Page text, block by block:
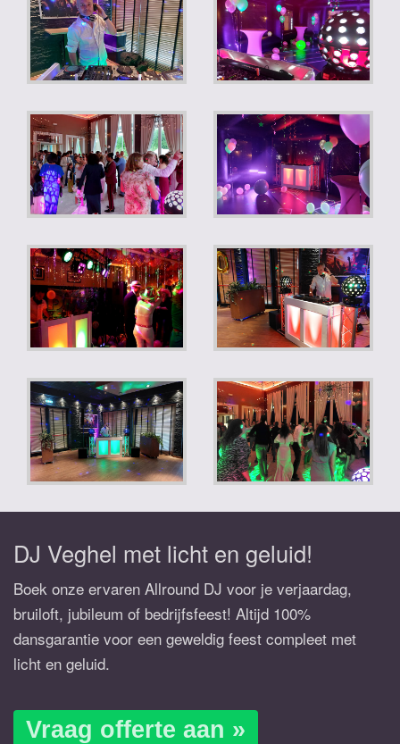
DJ Veghel met licht en geluid!
Boek onze ervaren Allround DJ voor je verjaardag,
bruiloft, jubileum of bedrijfsfeest! Altijd 100%
dansgarantie voor een geweldig feest compleet met
licht en geluid.
Vraag offerte aan »